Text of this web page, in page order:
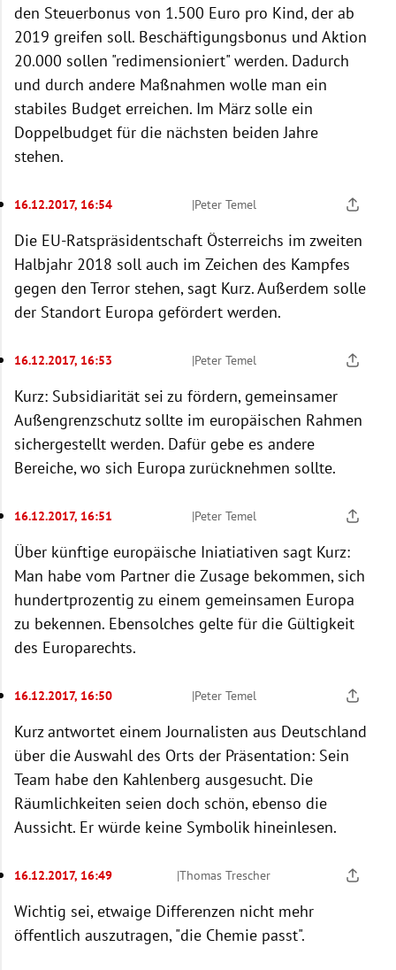
den Steuerbonus von 1.500 Euro pro Kind, der ab
2019 greifen soll. Beschäftigungsbonus und Aktion
20.000 sollen "redimensioniert" werden. Dadurch
und durch andere Maßnahmen wolle man ein
stabiles Budget erreichen. Im März solle ein
Doppelbudget für die nächsten beiden Jahre
stehen.
16.12.2017, 16:54 |Peter Temel
Die EU-Ratspräsidentschaft Österreichs im zweiten
Halbjahr 2018 soll auch im Zeichen des Kampfes
gegen den Terror stehen, sagt Kurz. Außerdem solle
der Standort Europa gefördert werden.
16.12.2017, 16:53 |Peter Temel
Kurz: Subsidiarität sei zu fördern, gemeinsamer
Außengrenzschutz sollte im europäischen Rahmen
sichergestellt werden. Dafür gebe es andere
Bereiche, wo sich Europa zurücknehmen sollte.
16.12.2017, 16:51 |Peter Temel
Über künftige europäische Iniatiativen sagt Kurz:
Man habe vom Partner die Zusage bekommen, sich
hundertprozentig zu einem gemeinsamen Europa
zu bekennen. Ebensolches gelte für die Gültigkeit
des Europarechts.
16.12.2017, 16:50 |Peter Temel
Kurz antwortet einem Journalisten aus Deutschland
über die Auswahl des Orts der Präsentation: Sein
Team habe den Kahlenberg ausgesucht. Die
Räumlichkeiten seien doch schön, ebenso die
Aussicht. Er würde keine Symbolik hineinlesen.
16.12.2017, 16:49 |Thomas Trescher
Wichtig sei, etwaige Differenzen nicht mehr
öffentlich auszutragen, "die Chemie passt".